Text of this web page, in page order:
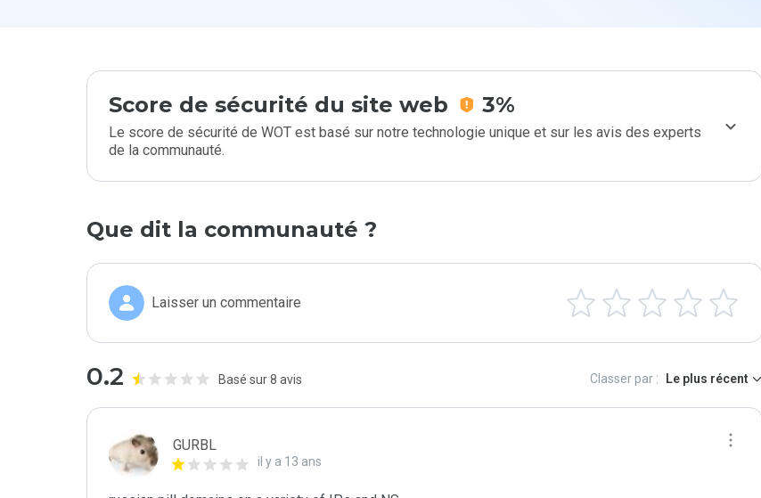
Score de sécurité du site web 3%
Le score de sécurité de WOT est basé sur notre technologie unique et sur les avis des experts
de la communauté.
Que dit la communauté ?
Laisser un commentaire
0.2 Basé sur 8 avis Classer par : Le plus récent
GURBL
il y a 13 ans